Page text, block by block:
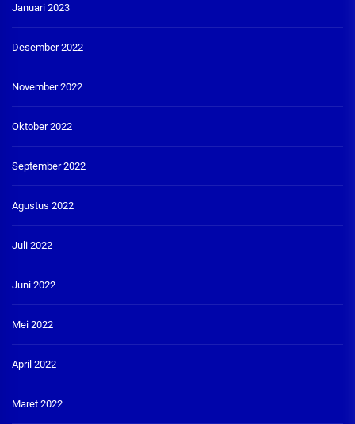
Januari 2023
Desember 2022
November 2022
Oktober 2022
September 2022
Agustus 2022
Juli 2022
Juni 2022
Mei 2022
April 2022
Maret 2022